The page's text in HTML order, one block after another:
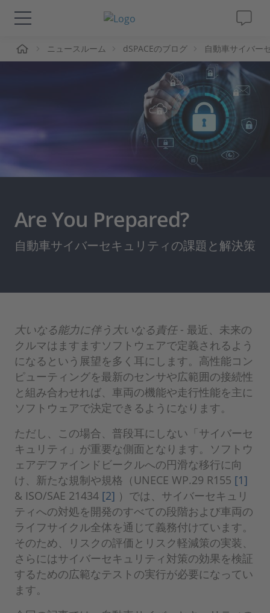
ソリューションと製品
採用情報
ニュースルーム dSPACEのブログ 自動車サイバー
Are You Prepared?
自動車サイバーセキュリティの課題と解決策
大いなる能力に伴う大いなる責任- 最近、未来の
クルマはますますソフトウェアで定義されるよう
になるという展望を多く耳にします。高性能コン
ピューティングを最新のセンサや広範囲の接続性
と組み合わせれば、車両の機能や走行性能を主に
ソフトウェアで決定できるようになります。
ただし、この場合、普段耳にしない「サイバーセ
キュリティ」が重要な側面となります。ソフトウ
ェアデファインドビークルへの円滑な移行に向
け、新たな規制や規格（UNECE WP.29 R155 [1]
& ISO/SAE 21434 [2] ）では、サイバーセキュリ
ティへの対処を開発のすべての段階および車両の
ライフサイクル全体を通じて義務付けています。
そのため、リスクの評価とリスク軽減策の実装、
さらにはサイバーセキュリティ対策の効果を検証
するための広範なテストの実行が必要になってい
ます。